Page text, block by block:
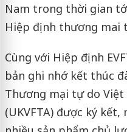
Nam trong thời gian
Hiệp định thương mai
Cùng với Hiệp định
bản ghi nhớ kết thúc
Thương mại tự do Việt
(UKVFTA) được ký